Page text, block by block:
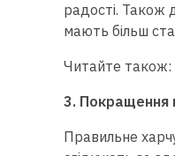
радості. Також
мають більш
Читайте також:
3. Покращення
Правильне